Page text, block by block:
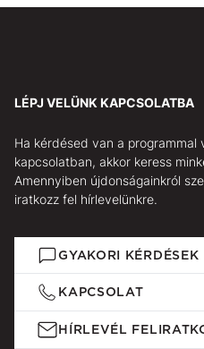
LÉPJ VELÜNK KAPCSOLATBA
Ha kérdésed van a programmal
kapcsolatban, akkor keress
Amennyiben újdonságainkról
iratkozz fel hírlevelünkre.
GYAKORI KÉRDÉSEK
KAPCSOLAT
HÍRLEVÉL